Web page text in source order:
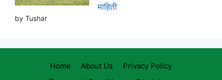
माहिती
by Tushar
Home About Us
Privacy Policy